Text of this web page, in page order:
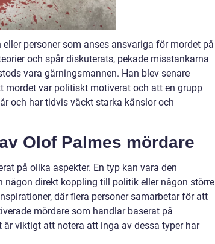
personer som anses ansvariga för mordet på
och spår diskuterats, pekade misstankarna
vara gärningsmannen. Han blev senare
var politiskt motiverat och att en grupp
och har tidvis väckt starka känslor och
Olof Palmes mördare
på olika aspekter. En typ kan vara den
någon direkt koppling till politik eller någon större
där flera personer samarbetar för att
mördare som handlar baserat på
viktigt att notera att inga av dessa typer har